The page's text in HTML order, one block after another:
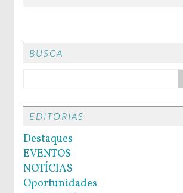
BUSCA
EDITORIAS
Destaques
EVENTOS
NOTÍCIAS
Oportunidades